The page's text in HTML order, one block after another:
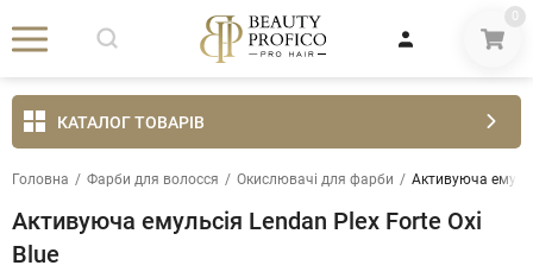
0
КАТАЛОГ ТОВАРІВ
Головна / Фарби для волосся / Окислювачі для фарби / Активуюча
Активуюча емульсія ​Lendan Plex Forte Oxi
Blue​